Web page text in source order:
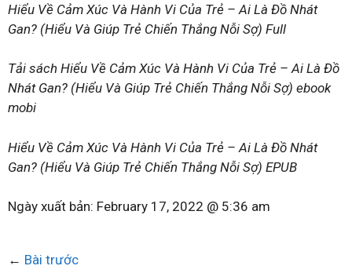
Hiểu Về Cảm Xúc Và Hành Vi Của Trẻ – Ai Là Đồ Nhát
Gan? (Hiểu Và Giúp Trẻ Chiến Thắng Nỗi Sợ) Full
Tải sách Hiểu Về Cảm Xúc Và Hành Vi Của Trẻ – Ai Là Đồ
Nhát Gan? (Hiểu Và Giúp Trẻ Chiến Thắng Nỗi Sợ) ebook
mobi
Hiểu Về Cảm Xúc Và Hành Vi Của Trẻ – Ai Là Đồ Nhát
Gan? (Hiểu Và Giúp Trẻ Chiến Thắng Nỗi Sợ) EPUB
Ngày xuất bản: February 17, 2022 @ 5:36 am
← Bài trước